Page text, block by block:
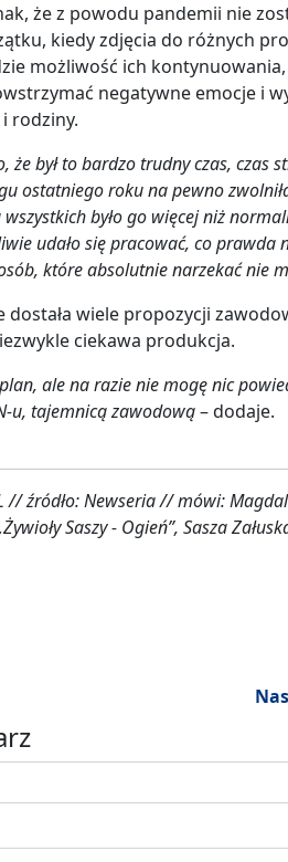
że z powodu pandemii nie
kiedy zdjęcia do różnych
możliwość ich
negatywne emocje i
rodziny.
że był to bardzo trudny czas,
ostatniego roku na pewno
było go więcej niż
udało się pracować, co
które absolutnie narzekać nie
wiele propozycji
ciekawa produkcja.
ale na razie nie mogę nic
u, tajemnicą zawodową– dodaje.
// źródło: Newseria // mówi:
Saszy - Ogień”, Sasza